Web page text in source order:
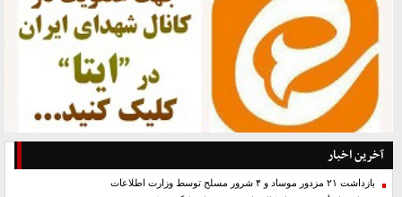
آخرین اخبار
بازداشت ۲۱ مزدور موساد و ۴ شرور مسلح توسط وزارت اطلاعات